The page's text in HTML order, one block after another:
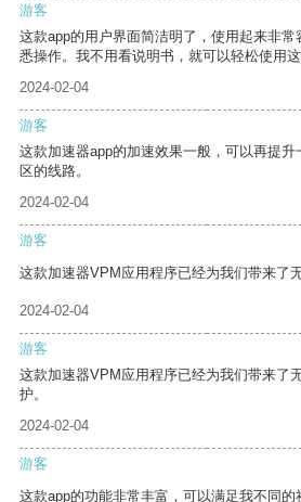
游客
这款app的用户界面简洁明了，使用起来非
悉操作。我不用看说明书，就可以轻松使用这
2024-02-04
游客
这款加速器app的加速效果一般，可以再提
区的线路。
2024-02-04
游客
这款加速器VPM应用程序已经为我们带来了
2024-02-04
游客
这款加速器VPM应用程序已经为我们带来了
护。
2024-02-04
游客
这款app的功能非常丰富，可以满足我不同的